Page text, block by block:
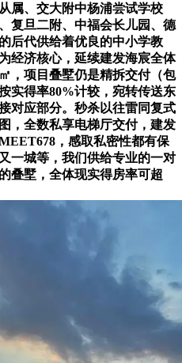
属、交大附中杨浦尝试学校
复旦二附、中福会长儿园、德
后代供给着优良的中小学教
经济核心，延续建发海宸全体
，项目叠墅仍是精拆交付（包
实得率80%计较，宛转传送东
对应部分。秒杀以往雷同复式
，全数私享电梯厅交付，建发
，感取私密性都有保
一城等，我们供给专业的一对
叠墅，全体现实得房率可超